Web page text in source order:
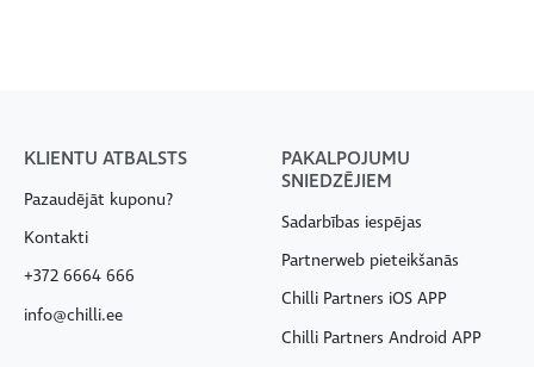
KLIENTU ATBALSTS
Pazaudējāt kuponu?
Kontakti
+372 6664 666
info@chilli.ee
PAKALPOJUMU
SNIEDZĒJIEM
Sadarbības iespējas
Partnerweb pieteikšanās
Chilli Partners iOS APP
Chilli Partners Android APP